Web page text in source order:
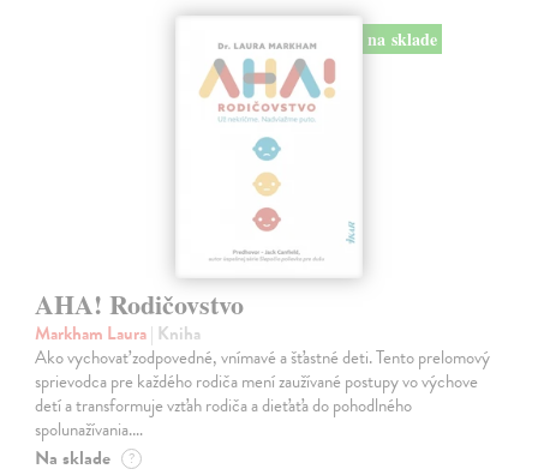
na sklade
AHA! Rodičovstvo
Markham Laura| Kniha
Ako vychovať zodpovedné, vnímavé a šťastné deti. Tento prelomový
sprievodca pre každého rodiča mení zaužívané postupy vo výchove
detí a transformuje vzťah rodiča a dieťaťa do pohodlného
spolunažívania.…
Na sklade ?